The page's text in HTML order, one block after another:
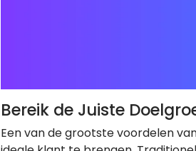
Bereik de Juiste
Een van de grootste voordelen